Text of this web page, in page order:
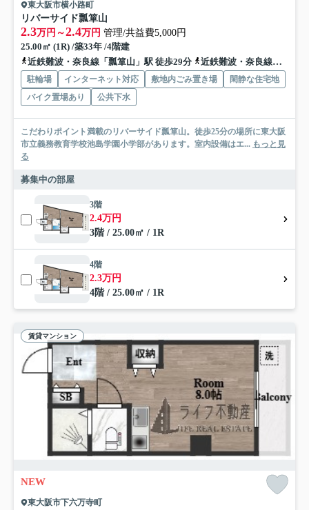
東大阪市横小路町
リバーサイド瓢箪山
2.3万円～2.4万円 管理/共益費5,000円
25.00㎡ (1R) /築33年 /4階建
近鉄難波・奈良線「瓢箪山」駅 徒歩29分
近鉄難波・奈良線「枚岡」駅 徒歩39分
駐輪場 インターネット対応 敷地内ごみ置き場
閑静な住宅地
バイク置場あり
公共下水
こだわりポイント満載のリバーサイド瓢箪山。徒歩25分の場所に東大阪
市立義務教育学校池島学園小学部があります。室内設備はエ... もっと見
る
募集中の部屋
3階
2.4万円
3階 / 25.00㎡ / 1R
4階
2.3万円
4階 / 25.00㎡ / 1R
賃貸マンション
NEW
東大阪市下六万寺町